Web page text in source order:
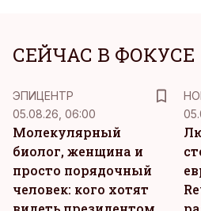
СЕЙЧАС В ФОКУСЕ
ЭПИЦЕНТР
05.08.26, 06:00
Молекулярный
биолог, женщина и
просто порядочный
человек: кого хотят